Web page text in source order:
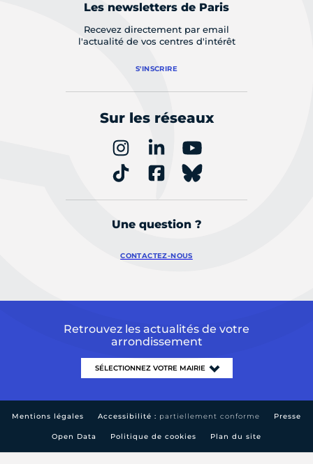
Les newsletters de Paris
Recevez directement par email
l'actualité de vos centres d'intérêt
S'INSCRIRE
Sur les réseaux
Une question ?
CONTACTEZ-NOUS
Retrouvez les actualités de votre
arrondissement
Mentions légales Accessibilité : partiellement conforme Presse
Open Data Politique de cookies Plan du site